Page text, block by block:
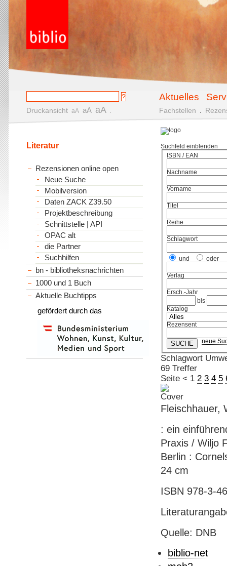
Aktuelles
Druckansicht aA aA aA Fachstellen
Suchfeld einblenden
ISBN / EAN
Nachname
Vorname
Titel
Reihe
Schlagwort
und oder
Verlag
Ersch.-Jahr
bis
Katalog
Rezensent
neue
Schlagwort
69 Treffer
Seite < 1 2 3 4 5
Fleischhauer,
: ein
Praxis / Wiljo
Berlin :
24 cm
ISBN 978-3-
Quelle: DNB
biblio-net
Literatur
Rezensionen online open
Neue Suche
Mobilversion
Daten ZACK Z39.50
Projektbeschreibung
Schnittstelle | API
OPAC alt
die Partner
Suchhilfen
bn - bibliotheksnachrichten
1000 und 1 Buch
Aktuelle Buchtipps
gefördert durch das